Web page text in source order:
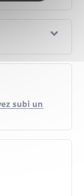
subi un